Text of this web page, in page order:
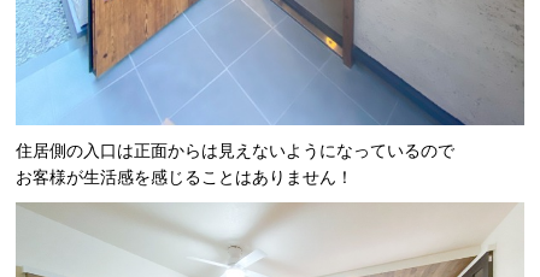
住居側の入口は正面からは見えないようになっているので
お客様が生活感を感じることはありません！